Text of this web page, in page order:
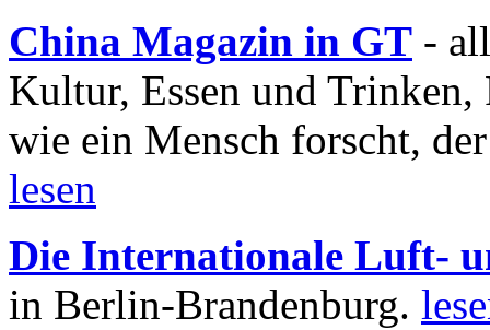
China Magazin in GT -
Kultur, Essen und
wie ein Mensch forscht,
lesen
Die Internationale Luft-
in Berlin-Brandenburg.